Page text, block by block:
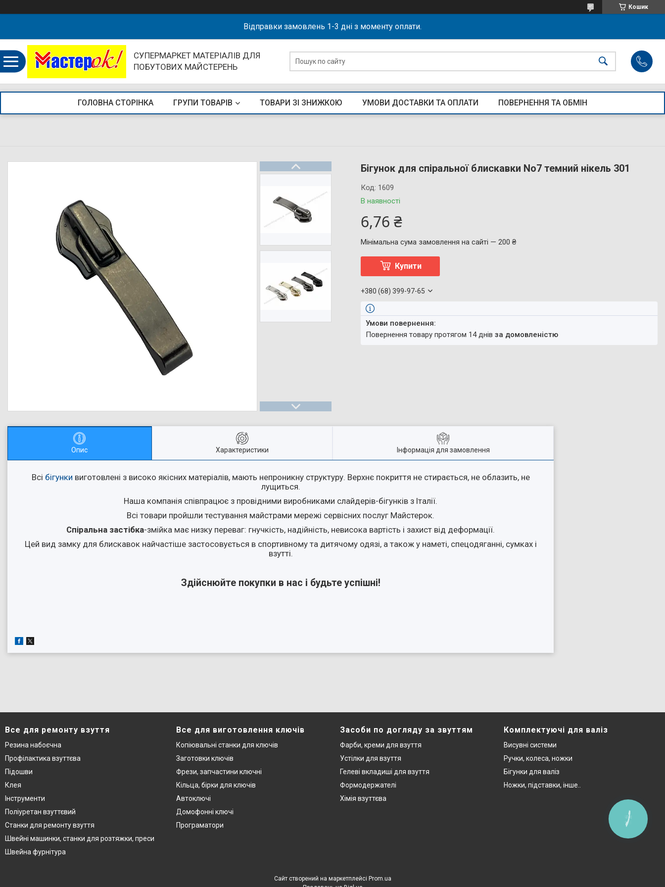
Кошик
Відправки замовлень 1-3 дні з моменту оплати.
СУПЕРМАРКЕТ МАТЕРІАЛІВ ДЛЯ
ПОБУТОВИХ МАЙСТЕРЕНЬ
ГОЛОВНА СТОРІНКА ГРУПИ ТОВАРІВ ТОВАРИ ЗІ ЗНИЖКОЮ УМОВИ ДОСТАВКИ ТА ОПЛАТИ ПОВЕРНЕННЯ ТА ОБМІН
Бігунок для спіральної блискавки No7 темний нікель 301
В наявності
Код: 1609
6,76 ₴
Мінімальна сума замовлення на сайті — 200 ₴
Купити
+380 (68) 399-97-65
повернення товару протягом 14 днівза домовленістю
Опис Характеристики Інформація для замовлення
Всі бігунки виготовлені з високо якісних матеріалів, мають непроникну структуру. Верхнє покриття не стирається, не облазить, не
лущиться.
Наша компанія співпрацює з провідними виробниками слайдерів-бігунків з Італії.
Всі товари пройшли тестування майстрами мережі сервісних послуг Майстерок.
Спіральна застібка-змійка має низку переваг: гнучкість, надійність, невисока вартість і захист від деформації.
Цей вид замку для блискавок найчастіше застосовується в спортивному та дитячому одязі, а також у наметі, спецодяганні, сумках і
взутті.
Здійснюйте покупки в нас і будьте успішні!
Все для ремонту взуття
Резина набоєчна
Профілактика взуттєва
Підошви
Клея
Інструменти
Поліуретан взуттєвий
Станки для ремонту взуття
Швейні машинки, станки для розтяжки, преси
Швейна фурнітура
Все для виготовлення ключів
Копіювальні станки для ключів
Заготовки ключів
Фрези, запчастини ключні
Кільца, бірки для ключів
Автоключі
Домофонні ключі
Програматори
Засоби по догляду за звуттям
Фарби, креми для взуття
Устілки для взуття
Гелеві вкладиші для взуття
Формодержателі
Хімія взуттєва
Комплектуючі для валіз
Висувні системи
Ручки, колеса, ножки
Бігунки для валіз
Ножки, підставки, інше..
Сайт створений на маркетплейсі Prom.ua
КНОПКА
ЗВ'ЯЗКУ